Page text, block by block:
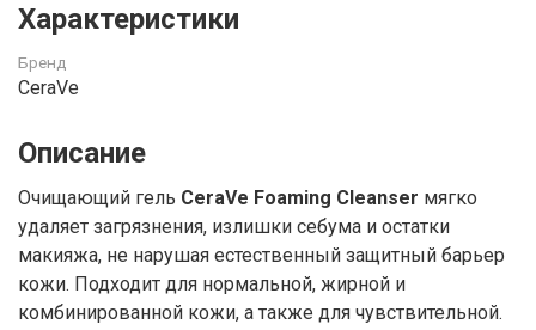
Характеристики
Бренд
CeraVe
Описание
Очищающий гель CeraVe Foaming Cleanser мягко
удаляет загрязнения, излишки себума и остатки
макияжа, не нарушая естественный защитный барьер
кожи. Подходит для нормальной, жирной и
комбинированной кожи, а также для чувствительной.